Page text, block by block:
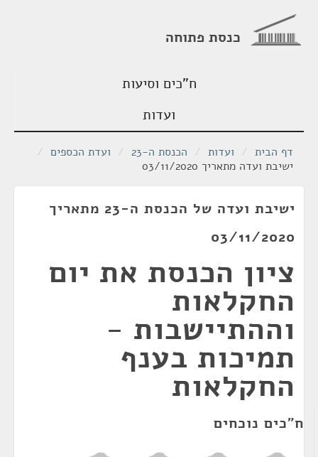
כנסת פתוחה
ח"כים וסיעות
ועדות
דף הבית / ועדות / הכנסת ה-23 / ועדת הכספים /
ישיבת ועדה מתאריך 03/11/2020
ישיבת ועדה של הכנסת ה-23 מתאריך
03/11/2020
ציון הכנסת את יום
החקלאות
וההתיישבות -
תמיכות בענף
החקלאות
ח"כים נוכחים